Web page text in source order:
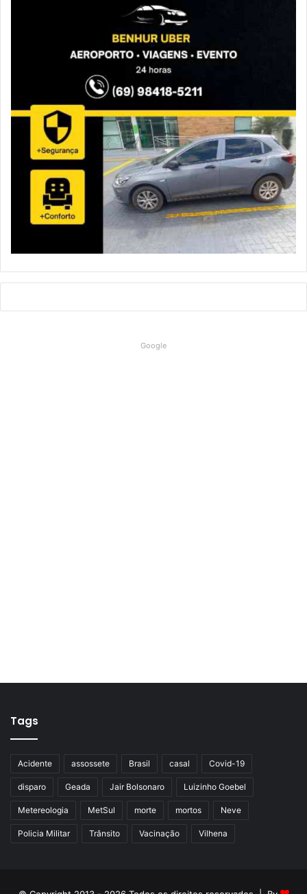
Google
Tags
Acidente assossete Brasil casal Covid-19
disparo Geada Jair Bolsonaro Luizinho Goebel
Metereologia MetSul morte mortos Neve
Policia Militar Trânsito Vacinação Vilhena